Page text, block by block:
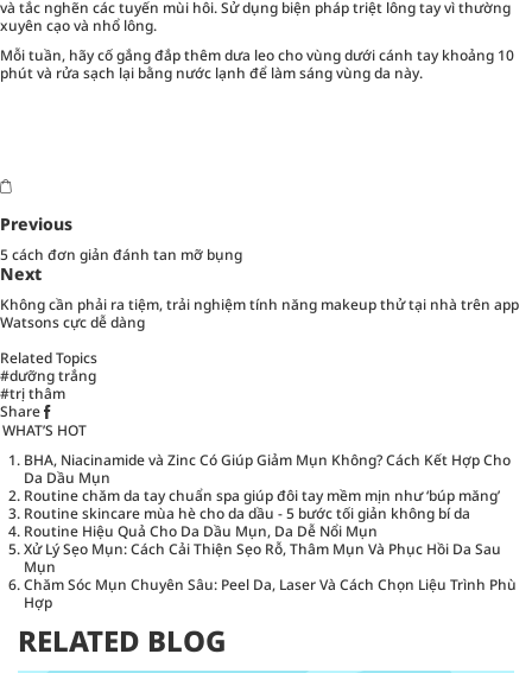
và tắc nghẽn các tuyến mùi hôi. Sử dụng biện pháp triệt lông tay vì thường
xuyên cạo và nhổ lông.
Mỗi tuần, hãy cố gắng đắp thêm dưa leo cho vùng dưới cánh tay khoảng 10
phút và rửa sạch lại bằng nước lạnh để làm sáng vùng da này.
Previous
5 cách đơn giản đánh tan mỡ bụng
Next
Không cần phải ra tiệm, trải nghiệm tính năng makeup thử tại nhà trên app
Watsons cực dễ dàng
Related Topics
#dưỡng trắng
#trị thâm
Share
WHAT’S HOT
BHA, Niacinamide và Zinc Có Giúp Giảm Mụn Không? Cách Kết Hợp Cho
Da Dầu Mụn
Routine chăm da tay chuẩn spa giúp đôi tay mềm mịn như ‘búp măng’
Routine skincare mùa hè cho da dầu - 5 bước tối giản không bí da
Routine Hiệu Quả Cho Da Dầu Mụn, Da Dễ Nổi Mụn
Xử Lý Sẹo Mụn: Cách Cải Thiện Sẹo Rỗ, Thâm Mụn Và Phục Hồi Da Sau
Mụn
Chăm Sóc Mụn Chuyên Sâu: Peel Da, Laser Và Cách Chọn Liệu Trình Phù
Hợp
RELATED BLOG